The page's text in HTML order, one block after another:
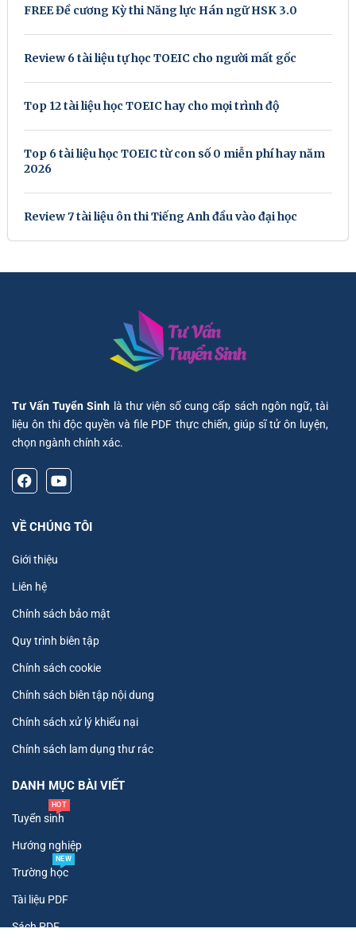
FREE Đề cương Kỳ thi Năng lực Hán ngữ HSK 3.0
Review 6 tài liệu tự học TOEIC cho người mất gốc
Top 12 tài liệu học TOEIC hay cho mọi trình độ
Top 6 tài liệu học TOEIC từ con số 0 miễn phí hay năm
2026
Review 7 tài liệu ôn thi Tiếng Anh đầu vào đại học
Tư Vấn Tuyển Sinh là thư viện số cung cấp sách ngôn ngữ, tài
liệu ôn thi độc quyền và file PDF thực chiến, giúp sĩ tử ôn luyện,
chọn ngành chính xác.
VỀ CHÚNG TÔI
Giới thiệu
Liên hệ
Chính sách bảo mật
Quy trình biên tập
Chính sách cookie
Chính sách biên tập nội dung
Chính sách xử lý khiếu nại
Chính sách lam dụng thư rác
DANH MỤC BÀI VIẾT
Tuyển sinh
HOT
Hướng nghiệp
Trường học
NEW
Tài liệu PDF
Sách PDF